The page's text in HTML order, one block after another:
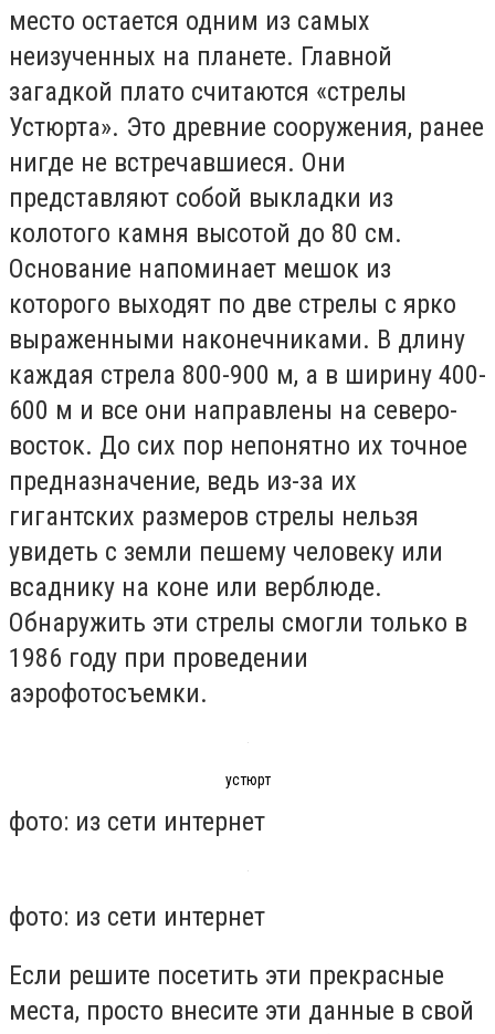
место остается одним из самых
неизученных на планете. Главной
загадкой плато считаются «стрелы
Устюрта». Это древние сооружения, ранее
нигде не встречавшиеся. Они
представляют собой выкладки из
колотого камня высотой до 80 см.
Основание напоминает мешок из
которого выходят по две стрелы с ярко
выраженными наконечниками. В длину
каждая стрела 800-900 м, а в ширину 400-
600 м и все они направлены на северо-
восток. До сих пор непонятно их точное
предназначение, ведь из-за их
гигантских размеров стрелы нельзя
увидеть с земли пешему человеку или
всаднику на коне или верблюде.
Обнаружить эти стрелы смогли только в
1986 году при проведении
аэрофотосъемки.
устюрт
фото: из сети интернет
фото: из сети интернет
Если решите посетить эти прекрасные
места, просто внесите эти данные в свой